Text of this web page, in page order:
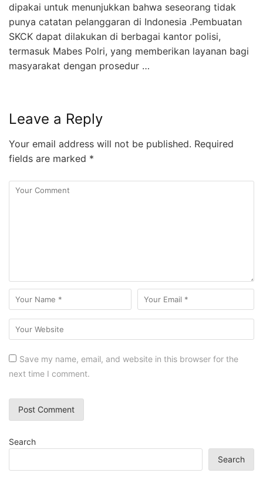
dipakai untuk menunjukkan bahwa seseorang tidak
punya catatan pelanggaran di Indonesia .Pembuatan
SKCK dapat dilakukan di berbagai kantor polisi,
termasuk Mabes Polri, yang memberikan layanan bagi
masyarakat dengan prosedur …
Leave a Reply
Your email address will not be published. Required
fields are marked *
Save my name, email, and website in this browser for the
next time I comment.
Search
Search